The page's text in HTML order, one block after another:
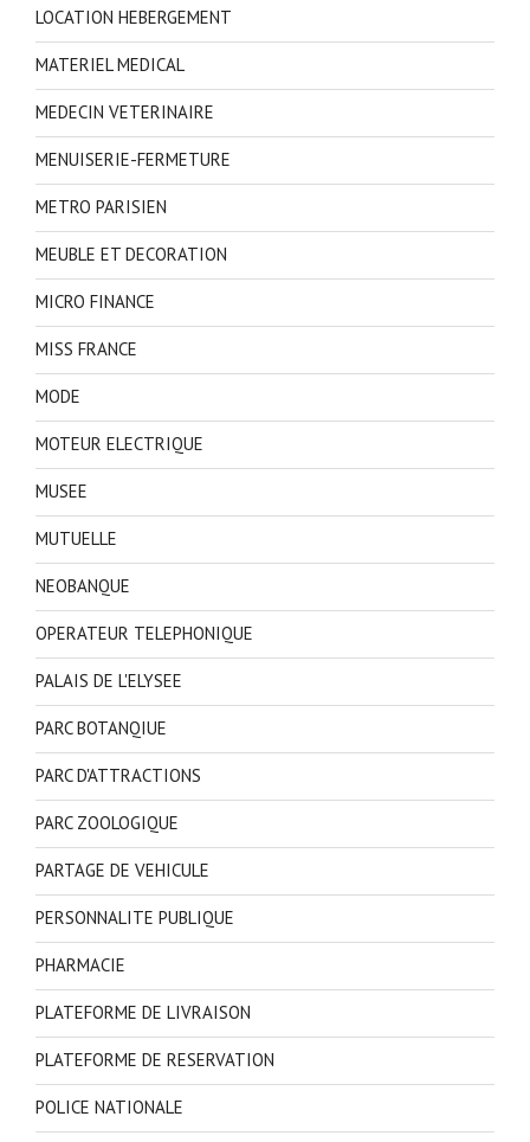
LOCATION HEBERGEMENT
MATERIEL MEDICAL
MEDECIN VETERINAIRE
MENUISERIE-FERMETURE
METRO PARISIEN
MEUBLE ET DECORATION
MICRO FINANCE
MISS FRANCE
MODE
MOTEUR ELECTRIQUE
MUSEE
MUTUELLE
NEOBANQUE
OPERATEUR TELEPHONIQUE
PALAIS DE L'ELYSEE
PARC BOTANQIUE
PARC D'ATTRACTIONS
PARC ZOOLOGIQUE
PARTAGE DE VEHICULE
PERSONNALITE PUBLIQUE
PHARMACIE
PLATEFORME DE LIVRAISON
PLATEFORME DE RESERVATION
POLICE NATIONALE